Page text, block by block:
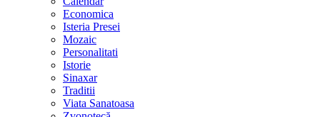
Economica
Isteria Presei
Mozaic
Personalitati
Istorie
Sinaxar
Traditii
Viata Sanatoasa